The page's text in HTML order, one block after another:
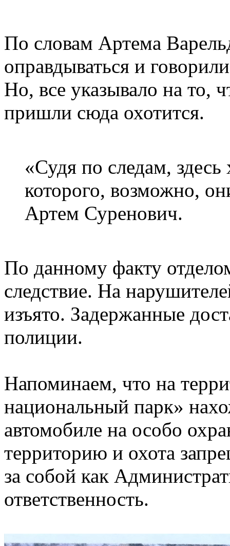
По словам Артема
оправдываться и
Но, все указывало на то,
пришли сюда охотится.
«Судя по следам,
которого, возможно,
Артем Суренович.
По данному факту
следствие. На
изъято. Задержанные
полиции.
Напоминаем, что на
национальный парк»
автомобиле на особо
территорию и охота
за собой как
ответственность.